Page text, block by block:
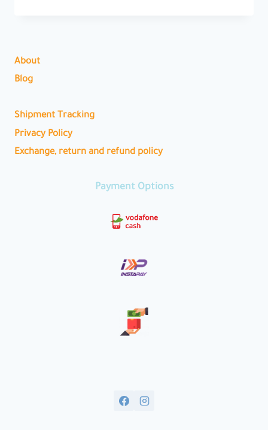
About
Blog
Shipment Tracking
Privacy Policy
Exchange, return and refund policy
Payment Options